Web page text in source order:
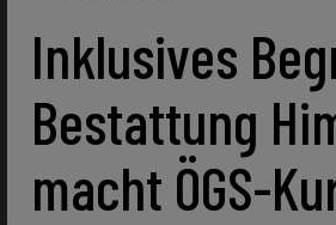
Inklusives
Bestattung
macht ÖGS-